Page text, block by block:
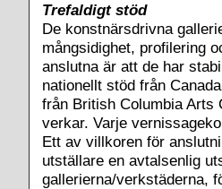
Trefaldigt stöd
De konstnärsdrivna
mångsidighet, profilering
anslutna är att de har
nationellt stöd från
från British Columbia Arts
verkar. Varje
Ett av villkoren för
utställare en avtalsenlig
gallerierna/verkstäderna,